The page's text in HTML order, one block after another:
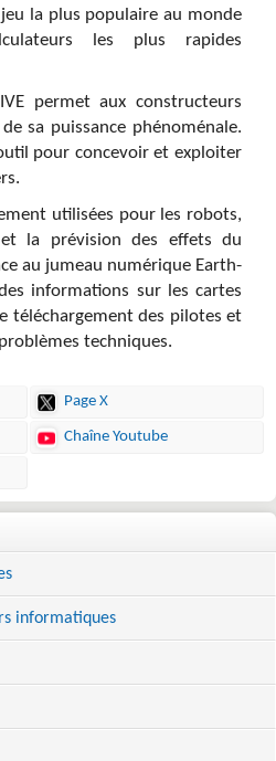
la plus populaire au monde
les plus rapides
permet aux constructeurs
sa puissance phénoménale.
pour concevoir et exploiter
utilisées pour les robots,
et la prévision des effets du
au jumeau numérique Earth-
informations sur les cartes
téléchargement des pilotes et
techniques.
Page X
Chaîne Youtube
informatiques